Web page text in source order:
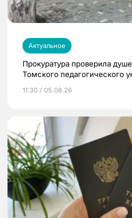
Актуальное
Прокуратура проверила
Томского педагогического
11:30 / 05.08.26